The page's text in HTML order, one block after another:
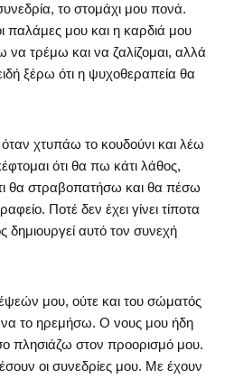
το στομάχι μου πονά.
παλάμες μου και η καρδιά μου
τρέμω και να ζαλίζομαι, αλλά
ξέρω ότι η ψυχοθεραπεία θα
χτυπάω το κουδούνι και λέω
ότι θα πω κάτι λάθος,
θα στραβοπατήσω και θα πέσω
Ποτέ δεν έχει γίνει τίποτα
αυτό τον συνεχή
μου, ούτε και του σώματός
το ηρεμήσω. Ο νους μου ήδη
πλησιάζω στον προορισμό μου.
οι συνεδρίες μου. Με έχουν